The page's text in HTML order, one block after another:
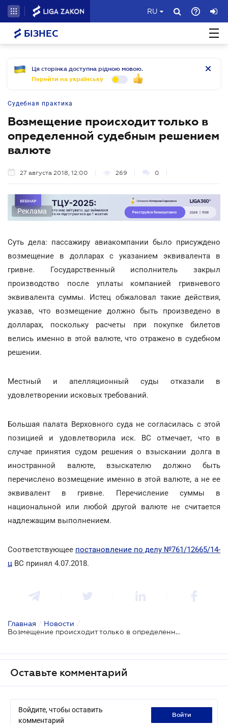
RU
БІЗНЕС
Ця сторінка доступна рідною мовою.
Перейти на українську
Судебная практика
Возмещение происходит только в
определенной судебным решением
валюте
27 августа 2018, 12:00 269 0
Реклама
Суть дела: пассажиру авиакомпании было присуждено
возмещение в долларах с указанием эквивалента в
гривне. Государственный исполнитель закрыл
производство после уплаты компанией гривневого
эквивалента суммы. Истец обжаловал такие действия,
указав, что возмещение должно быть произведено в
долларах, поскольку расчеты при покупке билетов
велись именно в этой валюте, что отражено в судебном
решении.
Местный и апелляционный суды отказали в
удовлетворении исковых требований.
Большая палата Верховного суда не согласилась с этой
позицией и удовлетворила иск. ВС отмечает, что в
случае принятия судом решения о взыскании долга в
иностранной валюте, взыскателю должно быть
перечислено возмещение именно в этой валюте, а не ее
эквивалент в гривне. Перечисление суммы в
национальной или любой другой валюте не считается
надлежащим выполнением.
Соответствующее постановление по делу №761/12665/14-
ц ВС принял 4.07.2018.
Главная / Новости /
Возмещение происходит только в определенной судебным решением валюте
Оставьте комментарий
Войдите, чтобы оставить
комментарий
войти